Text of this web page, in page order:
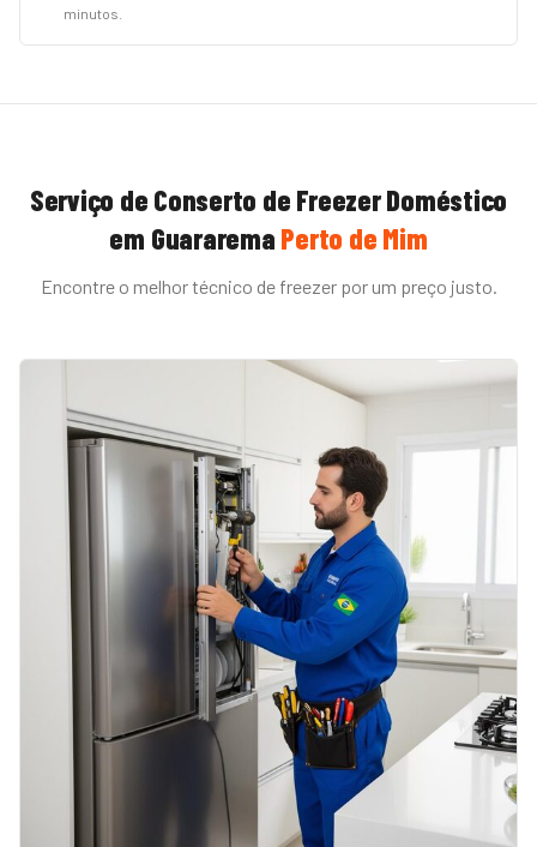
minutos.
Serviço de Conserto de Freezer Doméstico
em Guararema Perto de Mim
Encontre o melhor técnico de freezerpor um preço justo.